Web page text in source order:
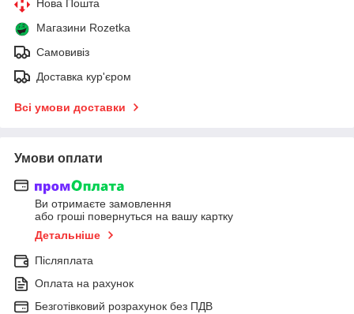
Нова Пошта
Магазини Rozetka
Самовивіз
Доставка кур'єром
Всі умови доставки
Умови оплати
Ви отримаєте замовлення
або гроші повернуться на вашу картку
Детальніше
Післяплата
Оплата на рахунок
Безготівковий розрахунок без ПДВ